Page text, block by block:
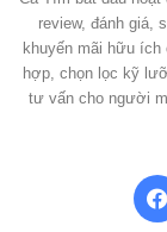
review, đánh giá,
khuyến mãi hữu ích
hợp, chọn lọc kỹ
tư vấn cho người